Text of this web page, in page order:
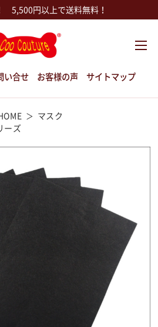
5,500円以上で送料無料！
い合せ お客様の声 サイトマップ
マスク
ーズ